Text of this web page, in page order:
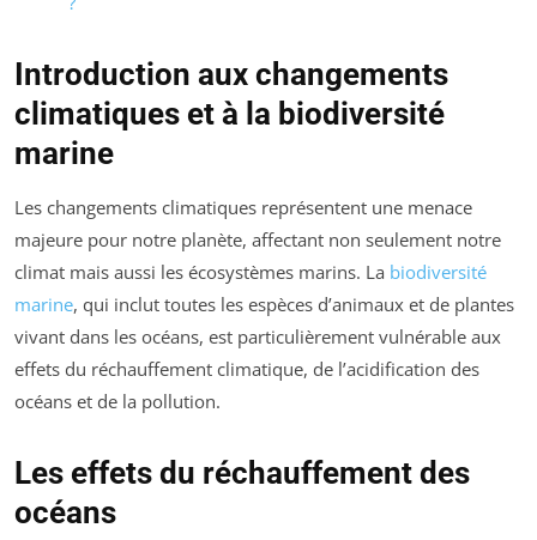
Introduction aux changements
climatiques et à la biodiversité
marine
Les changements climatiques représentent une menace
majeure pour notre planète, affectant non seulement notre
climat mais aussi les écosystèmes marins. La biodiversité
marine, qui inclut toutes les espèces d’animaux et de plantes
vivant dans les océans, est particulièrement vulnérable aux
effets du réchauffement climatique, de l’acidification des
océans et de la pollution.
Les effets du réchauffement des
océans